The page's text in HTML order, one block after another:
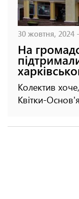
30 жовтня, 2024
На
Колектив
Квітки-